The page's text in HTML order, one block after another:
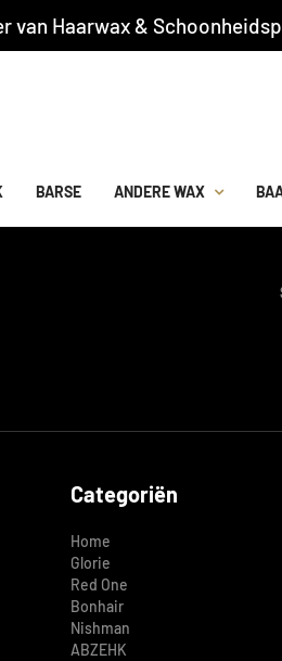
van Haarwax &
BARSE ANDERE WAX
Categoriën
Home
Glorie
Red One
Bonhair
Nishman
ABZEHK